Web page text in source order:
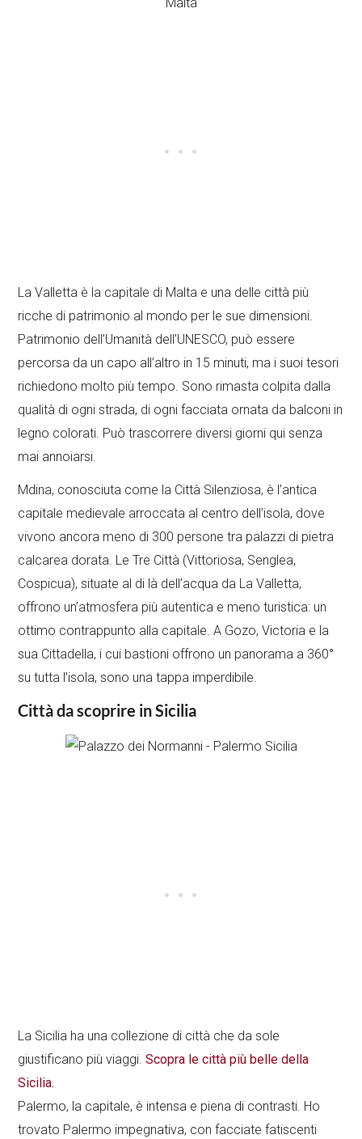
La Valletta è la capitale di Malta e una delle città più
ricche di patrimonio al mondo per le sue dimensioni.
Patrimonio dell’Umanità dell’UNESCO, può essere
percorsa da un capo all’altro in 15 minuti, ma i suoi tesori
richiedono molto più tempo. Sono rimasta colpita dalla
qualità di ogni strada, di ogni facciata ornata da balconi in
legno colorati. Può trascorrere diversi giorni qui senza
mai annoiarsi.
Mdina, conosciuta come la Città Silenziosa, è l’antica
capitale medievale arroccata al centro dell’isola, dove
vivono ancora meno di 300 persone tra palazzi di pietra
calcarea dorata. Le Tre Città (Vittoriosa, Senglea,
Cospicua), situate al di là dell’acqua da La Valletta,
offrono un’atmosfera più autentica e meno turistica: un
ottimo contrappunto alla capitale. A Gozo, Victoria e la
sua Cittadella, i cui bastioni offrono un panorama a 360°
su tutta l’isola, sono una tappa imperdibile.
Città da scoprire in Sicilia
La Sicilia ha una collezione di città che da sole
giustificano più viaggi.Scopra le città più belle della
Sicilia.
Palermo, la capitale, è intensa e piena di contrasti. Ho
trovato Palermo impegnativa, con facciate fatiscenti